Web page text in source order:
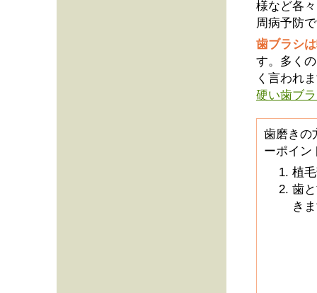
様など各
周病予防
歯ブラシ
す。多く
く言われ
硬い歯ブ
歯磨きの
ーポイン
植
歯
き